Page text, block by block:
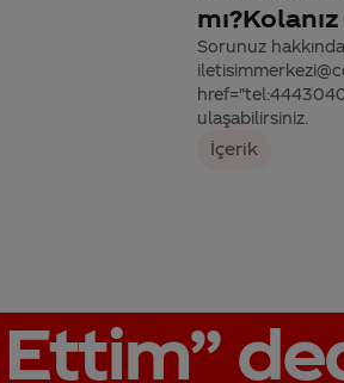
Sorunuz
ulaşabilirsiniz.
İçerik